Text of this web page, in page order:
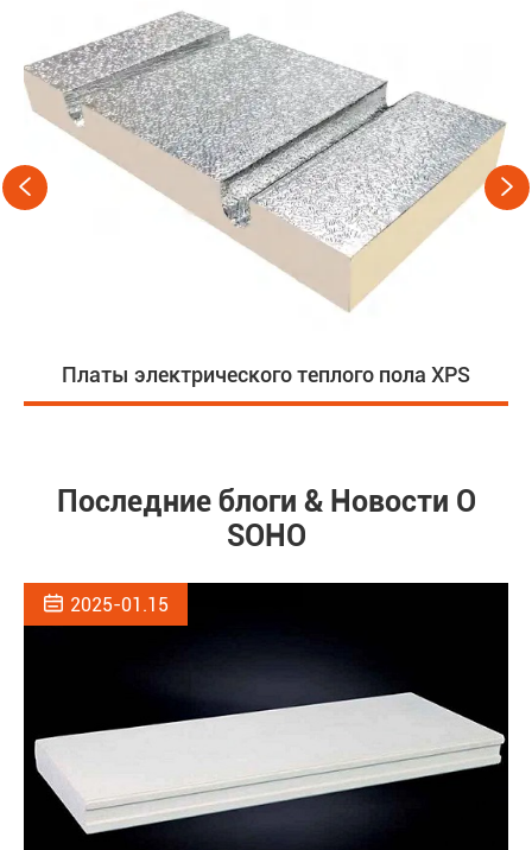
Платы электрического теплого пола XPS
 
Последние блоги & Новости О
SOHO
 2025-01.15